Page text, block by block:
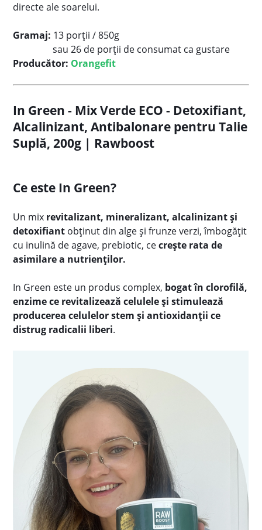
directe ale soarelui.
Gramaj: 13 porții / 850g
sau 26 de porții de consumat ca gustare
Producător: Orangefit
In Green - Mix Verde ECO - Detoxifiant,
Alcalinizant, Antibalonare pentru Talie
Suplă, 200g | Rawboost
Ce este In Green?
Un mix revitalizant, mineralizant, alcalinizant și
detoxifiant obținut din alge și frunze verzi, îmbogățit
cu inulină de agave, prebiotic, cecrește rata de
asimilare a nutrienților.
In Green este un produs complex, bogat în clorofilă,
enzime ce revitalizează celulele și stimulează
producerea celulelor stem și antioxidanții ce
distrug radicalii liberi.